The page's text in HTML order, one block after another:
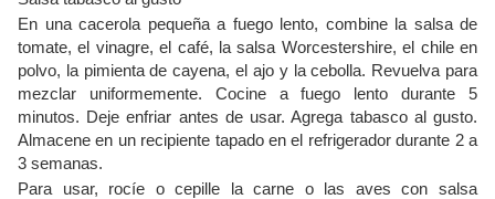
En una cacerola pequeña a fuego lento, combine la salsa de
tomate, el vinagre, el café, la salsa Worcestershire, el chile en
polvo, la pimienta de cayena, el ajo y la cebolla. Revuelva para
mezclar uniformemente. Cocine a fuego lento durante 5
minutos. Deje enfriar antes de usar. Agrega tabasco al gusto.
Almacene en un recipiente tapado en el refrigerador durante 2 a
3 semanas.
Para usar, rocíe o cepille la carne o las aves con salsa